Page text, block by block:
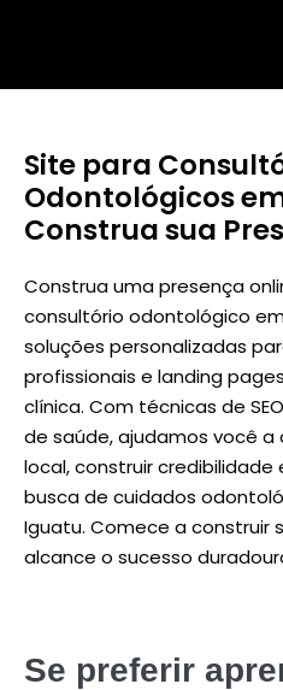
Site para
Odontológicos
Construa sua
Construa uma presença
consultório odontológico
soluções personalizadas
profissionais e landing
clínica. Com técnicas de
de saúde, ajudamos você a
local, construir
busca de cuidados
Iguatu. Comece a construir
alcance o sucesso
Se preferir